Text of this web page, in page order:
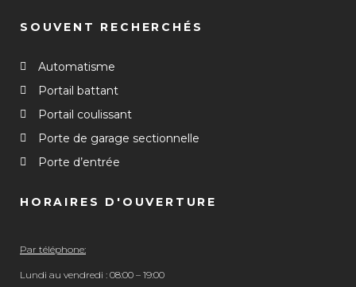
SOUVENT RECHERCHÉS
Automatisme
Portail battant
Portail coulissant
Porte de garage sectionnelle
Porte d’entrée
HORAIRES D'OUVERTURE
Par téléphone:
Lundi au vendredi : 08:00 – 19:00